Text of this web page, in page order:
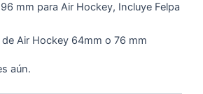
mm para Air Hockey, Incluye Felpa
Air Hockey 64mm o 76 mm
aún.